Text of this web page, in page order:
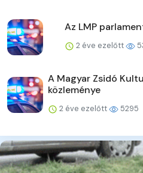
Az LMP
2 éve ezelőtt
A Magyar Zsidó
közleménye
2 éve ezelőtt 5295